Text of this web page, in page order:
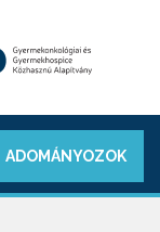
ADOMÁNYOZOK